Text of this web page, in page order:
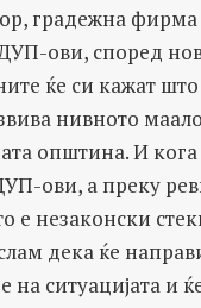
градежна
ови, според
ќе си кажат
нивното
општина. И кога
ови, а преку
е незаконски
дека ќе
ситуацијата и